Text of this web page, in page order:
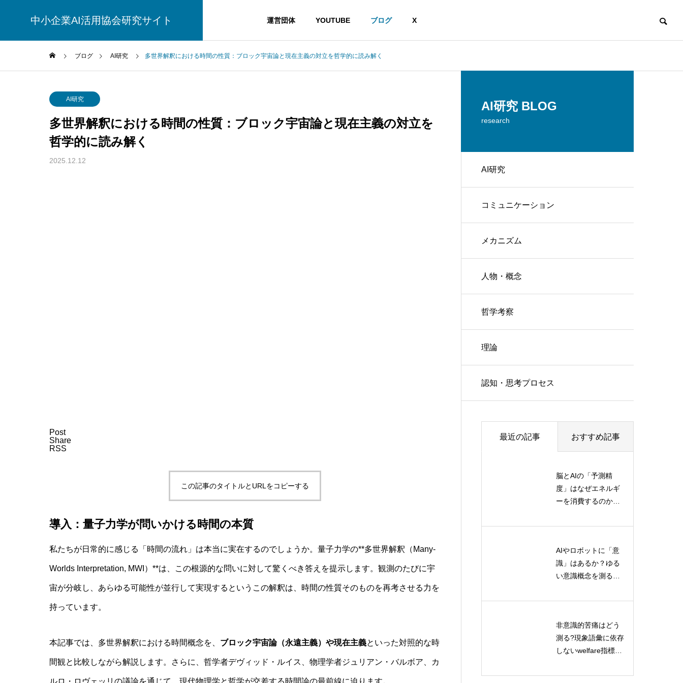
中小企業AI活用協会研究サイト 運営団体 YOUTUBE ブログ X
非意識的苦痛はどう測る?現象語彙に依存しないwelfare指標の最前線
AI研究
幻想メタ問題とは何か──「意識は幻想」という主張がなぜ受け入れがたいのかを認知科学から読み解く
ブログ AI研究 多世界解釈における時間の性質：ブロック宇宙論と現在主義の対立を哲学的に読み解く
AI研究
多世界解釈における時間の性質：ブロック宇宙論と現在主義の対立を
哲学的に読み解く
2025.12.12
Post
Share
RSS
この記事のタイトルとURLをコピーする
導入：量子力学が問いかける時間の本質
私たちが日常的に感じる「時間の流れ」は本当に実在するのでしょうか。量子力学の**多世界解釈（Many-
Worlds Interpretation, MWI）**は、この根源的な問いに対して驚くべき答えを提示します。観測のたびに宇
宙が分岐し、あらゆる可能性が並行して実現するというこの解釈は、時間の性質そのものを再考させる力を
持っています。
本記事では、多世界解釈における時間概念を、 ブロック宇宙論（永遠主義）や現在主義といった対照的な時
間観と比較しながら解説します。さらに、哲学者デヴィッド・ルイス、物理学者ジュリアン・バルボア、カ
ルロ・ロヴェッリの議論を通じて、現代物理学と哲学が交差する時間論の最前線に迫ります。
AI研究 BLOG
research
AI研究
コミュニケーション
メカニズム
人物・概念
哲学考察
理論
認知・思考プロセス
最近の記事 おすすめ記事
脳とAIの「予測精
度」はなぜエネルギ
ーを消費するのか？
解く認知コストの正
AIやロボットに「意
識」はあるか？ゆる
い意識概念を測る標
とは
非意識的苦痛はどう
測る?現象語彙に依存
しないwelfare指標の
対話型学習による記
号接地の研究：AIの
言語理解を深める新
予測符号化と差延が
交わる地平：脳科学
と哲学が明かすサリ
ポストヒューマン記
号論とは何か？AI・
ロボット・環境が意
理論